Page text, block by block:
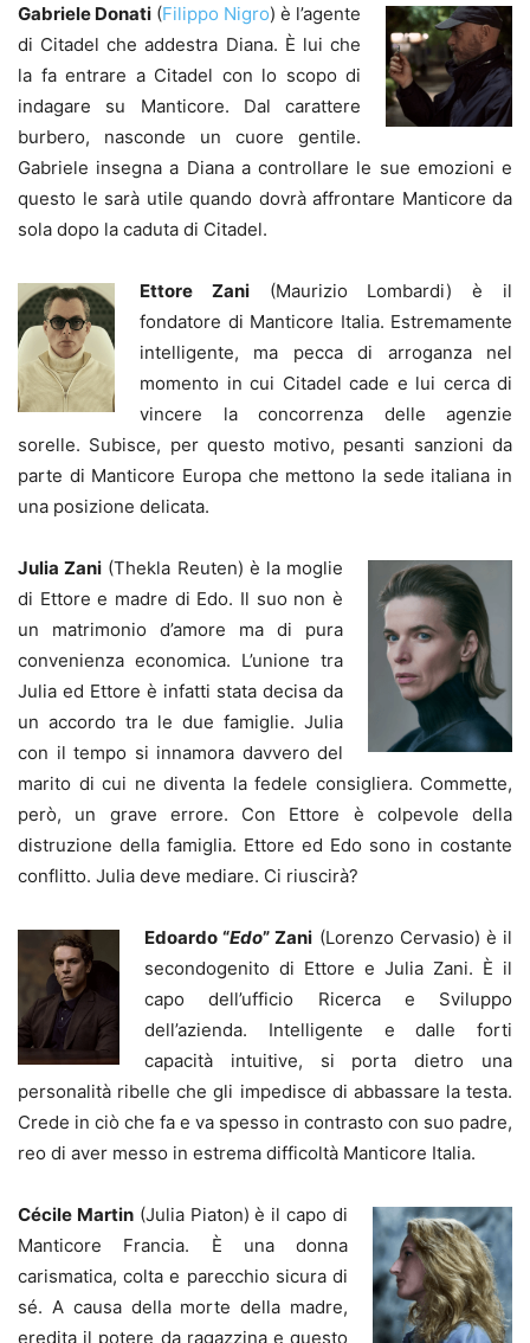
Gabriele Donati (Filippo Nigro) è l’agente
di Citadel che addestra Diana. È lui che
la fa entrare a Citadel con lo scopo di
indagare su Manticore. Dal carattere
burbero, nasconde un cuore gentile.
Gabriele insegna a Diana a controllare le sue emozioni e
questo le sarà utile quando dovrà affrontare Manticore da
sola dopo la caduta di Citadel.
Ettore Zani(Maurizio Lombardi) è il
fondatore di Manticore Italia. Estremamente
intelligente, ma pecca di arroganza nel
momento in cui Citadel cade e lui cerca di
vincere la concorrenza delle agenzie
sorelle. Subisce, per questo motivo, pesanti sanzioni da
parte di Manticore Europa che mettono la sede italiana in
una posizione delicata.
Julia Zani (Thekla Reuten) è la moglie
di Ettore e madre di Edo. Il suo non è
un matrimonio d’amore ma di pura
convenienza economica. L’unione tra
Julia ed Ettore è infatti stata decisa da
un accordo tra le due famiglie. Julia
con il tempo si innamora davvero del
marito di cui ne diventa la fedele consigliera. Commette,
però, un grave errore. Con Ettore è colpevole della
distruzione della famiglia. Ettore ed Edo sono in costante
conflitto. Julia deve mediare. Ci riuscirà?
Edoardo “Edo” Zani (Lorenzo Cervasio) è il
secondogenito di Ettore e Julia Zani. È il
capo dell’ufficio Ricerca e Sviluppo
dell’azienda. Intelligente e dalle forti
capacità intuitive, si porta dietro una
personalità ribelle che gli impedisce di abbassare la testa.
Crede in ciò che fa e va spesso in contrasto con suo padre,
reo di aver messo in estrema difficoltà Manticore Italia.
Cécile Martin(Julia Piaton) è il capo di
Manticore Francia. È una donna
carismatica, colta e parecchio sicura di
sé. A causa della morte della madre,
eredita il potere da ragazzina e questo